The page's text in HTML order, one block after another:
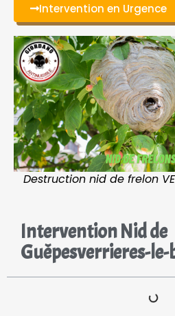
Intervention en Urgence
Destruction nid de frelon
Intervention Nid de
Guêpesverrieres-